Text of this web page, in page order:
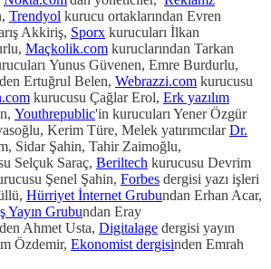
Trendyol kurucu ortaklarından Evren
Akkiriş, Sporx kurucuları İlkan
Maçkolik.com kuruclarından Tarkan
Yunus Güvenen, Emre Burdurlu,
Ertuğrul Belen, Webrazzi.com kurucusu
kurucusu Çağlar Erol, Erk yazılım
Youthrepublic'in kurucuları Yener Özgür
Kerim Türe, Melek yatırımcılarDr.
Sidar Şahin, Tahir Zaimoğlu,
Selçuk Saraç, Beriltech kurucusu Devrim
Şenel Şahin, Forbes dergisi yazı işleri
Hürriyet İnternet Grubundan Erhan Acar,
Yayın Grubundan Eray
Ahmet Usta, Digitalage dergisi yayın
Özdemir, Ekonomist dergisinden Emrah